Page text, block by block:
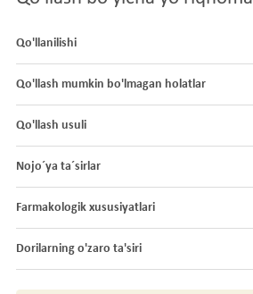
Qo'llanilishi
Qo'llash mumkin bo'lmagan holatlar
Qo'llash usuli
Nojo´ya ta´sirlar
Farmakologik xususiyatlari
Dorilarning o'zaro ta'siri